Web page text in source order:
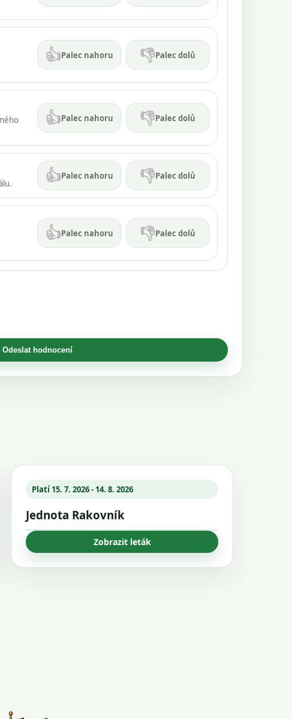
👍Palec nahoru 👎Palec dolů
👍Palec nahoru 👎Palec dolů
👍Palec nahoru 👎Palec dolů
👍Palec nahoru 👎Palec dolů
Odeslat hodnocení
Platí 15. 7. 2026 - 14. 8. 2026
Jednota Rakovník
Zobrazit leták